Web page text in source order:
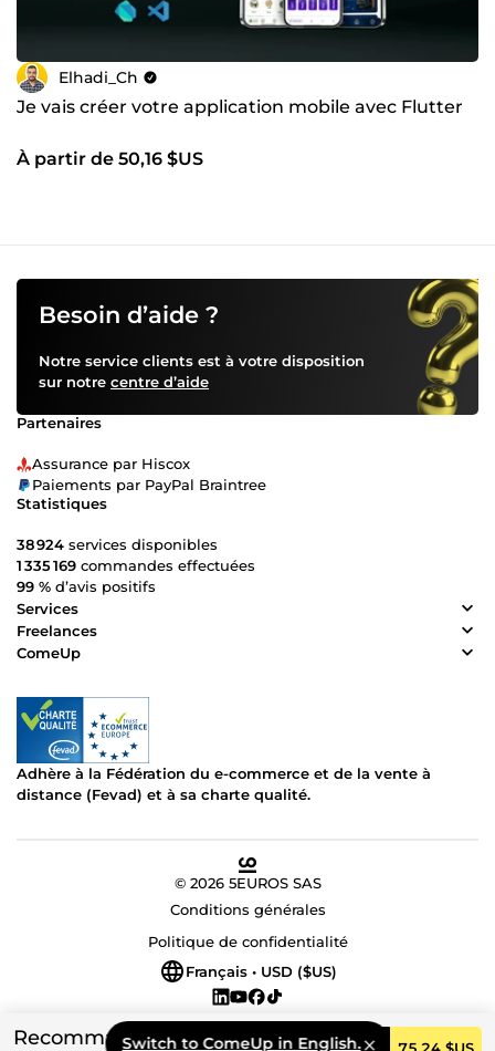
Recommandé
Elhadi_Ch
Je vais créer votre application mobile avec Flutter
À partir de 50,16 $US
Switch to ComeUp in English.
Besoin d’aide ?
Notre service clients est à votre disposition
sur notre centre d’aide
Partenaires
Assurance par Hiscox
Paiements par PayPal Braintree
Statistiques
38 924 services disponibles
1 335 169 commandes effectuées
99 % d’avis positifs
Services
Freelances
ComeUp
Adhère à la Fédération du e-commerce et de la vente à
distance (Fevad) et à sa charte qualité.
© 2026 5EUROS SAS
Conditions générales
Politique de confidentialité
Français • USD ($US)